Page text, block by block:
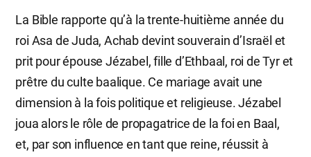
La Bible rapporte qu’à la trente-huitième année du
roi Asa de Juda, Achab devint souverain d’Israël et
prit pour épouse Jézabel, fille d’Ethbaal, roi de Tyr et
prêtre du culte baalique. Ce mariage avait une
dimension à la fois politique et religieuse. Jézabel
joua alors le rôle de propagatrice de la foi en Baal,
et, par son influence en tant que reine, réussit à